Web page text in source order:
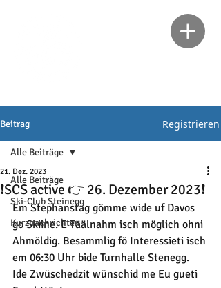
Beitrag Registrieren
Alle Beiträge
Ski-Club Steinegg
Kurznachrichten
Alle Beiträge
❗SCS active 👉 26. Dezember 2023❗
21. Dez. 2023
Em Stephanstag gömme wide uf Davos
go Skiine. E Täälnahm isch möglich ohni
Ahmöldig. Besammlig fö Interessieti isch
em 06:30 Uhr bide Turnhalle Stenegg.
Ide Zwüschedzit wünschid me Eu gueti